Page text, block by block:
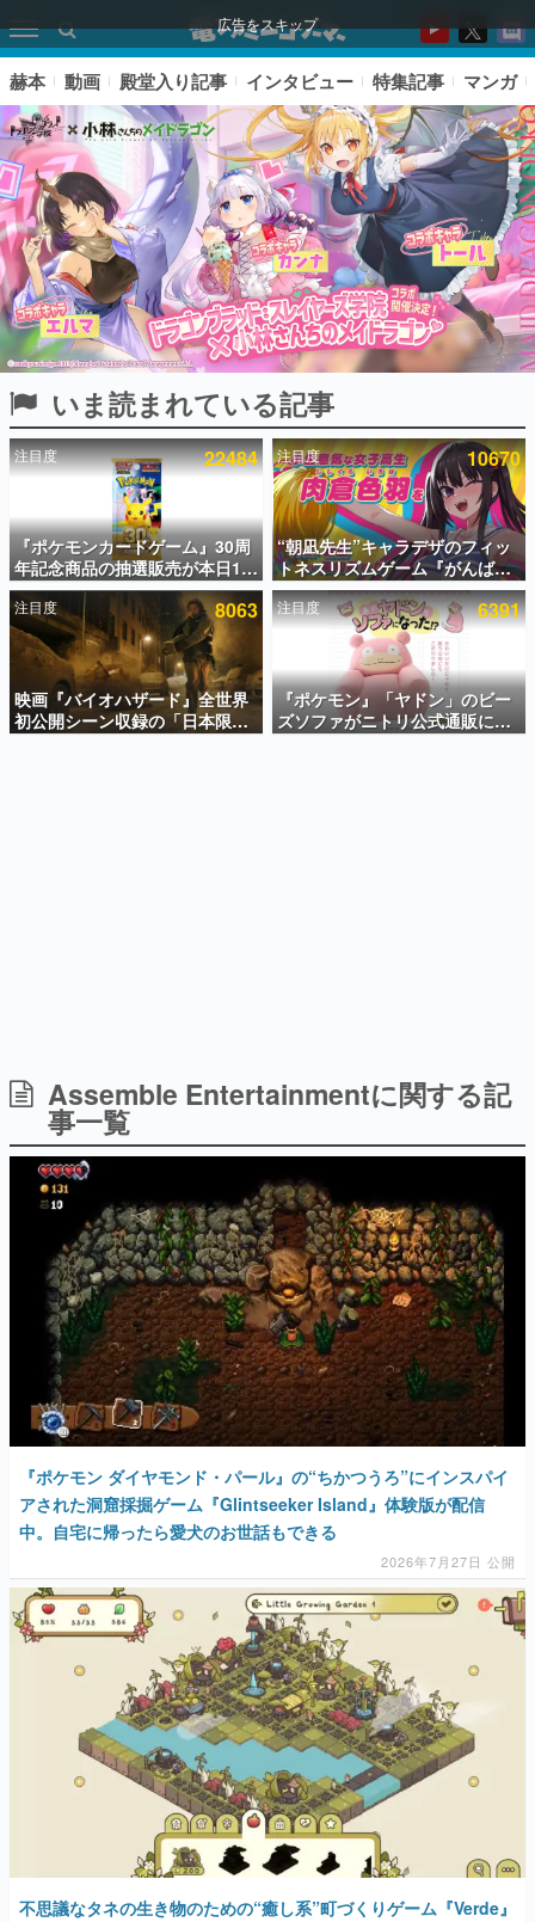
広告をスキップ
ピックアップ
電ファミのいま読まれている記事ランキング
アプリセール情報
インタビュー
連載・特集一覧
殿堂入り記事
SNS拡散数が数千以上！ ページビュー数万以上！ などな
ど。多くの人々に読まれた、電ファミ渾身の“殿堂入り”記
事をまとめました。
日本のコンテンツ産業やカルチャーに与えた影響を探る企
画です。
日本モバイルゲーム産業史
ルを網羅するほか、開発者へのインタビューや識者による
解説を掲載。約20年の歴史が一望できる決定版！
若ゲのいたり〜ゲームクリエイターの青春〜
『うつヌケ』『ペンと箸』等で知られるマンガ家・田中圭
一先生によるゲーム業界レポートマンガです。
なんでゲームは面白い？
ゲーム開発者・hamatsu氏がゲームの魅力を画面や操作の
具体的な形から解き明かしていく、硬派で骨太な評論連載
です。
ゲームが変えた日本語
の起源や用法の変遷を、コンピューター文化史研究家・タ
イニーP氏が徹底調査。
カテゴリ
特集記事
マンガ
アプリレビュー
その他
電ファミニコゲーマーとは？
運営：株式会社マレ
赫本 動画 殿堂入り記事 インタビュー 特集記事 マンガ
いま読まれている記事
注目度 22484
『ポケモンカードゲーム』30周
年記念商品の抽選販売が本日12
時より開始。拡張パック「30th
CELEBRATION」のボックス
に、「プレミアムデッキセット
エーフィ・ブラッキー」
「FUTURISTIC BOX」の計3商
品
注目度 10670
“朝凪先生”キャラデザのフィッ
トネスリズムゲーム『がんば
れ！チアリズム』Steamストア
ページが公開。キャラクターの
CVは陽向葵ゅかさん
注目度 8063
映画『バイオハザード』全世界
初公開シーン収録の「日本限
定」予告映像が解禁。バイオの
注目度 6391
『ポケモン』「ヤドン」のビー
ズソファがニトリ公式通販にて
販売中。かわいらしい顔や立体
Assemble Entertainmentに関する記
事一覧
『ポケモン ダイヤモンド・パール』の“ちかつうろ”にインスパイ
アされた洞窟採掘ゲーム『Glintseeker Island』体験版が配信
中。自宅に帰ったら愛犬のお世話もできる
2026年7月27日 公開
不思議なタネの生き物のための“癒し系”町づくりゲーム『Verde』